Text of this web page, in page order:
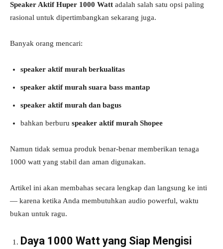
Speaker Aktif Huper 1000 Watt adalah salah satu opsi paling
rasional untuk dipertimbangkan sekarang juga.
Banyak orang mencari:
speaker aktif murah berkualitas
speaker aktif murah suara bass mantap
speaker aktif murah dan bagus
bahkan berburu speaker aktif murah Shopee
Namun tidak semua produk benar-benar memberikan tenaga
1000 watt yang stabil dan aman digunakan.
Artikel ini akan membahas secara lengkap dan langsung ke inti
— karena ketika Anda membutuhkan audio powerful, waktu
bukan untuk ragu.
Daya 1000 Watt yang Siap Mengisi